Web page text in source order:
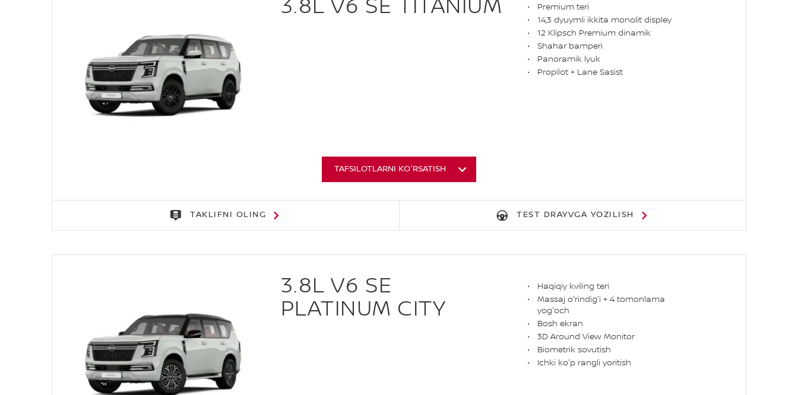
3.8L V6 SE TITANIUM
Premium teri
14,3 dyuymli ikkita monolit displey
12 Klipsch Premium dinamik
Shahar bamperi
Panoramik lyuk
Propilot + Lane Sasist
TAFSILOTLARNI KO'RSATISH
TAKLIFNI OLING TEST DRAYVGA YOZILISH
3.8L V6 SE
PLATINUM CITY
Haqiqiy kviling teri
Massaj o'rindig'i + 4 tomonlama
yog'och
Bosh ekran
3D Around View Monitor
Biometrik sovutish
Ichki ko'p rangli yoritish